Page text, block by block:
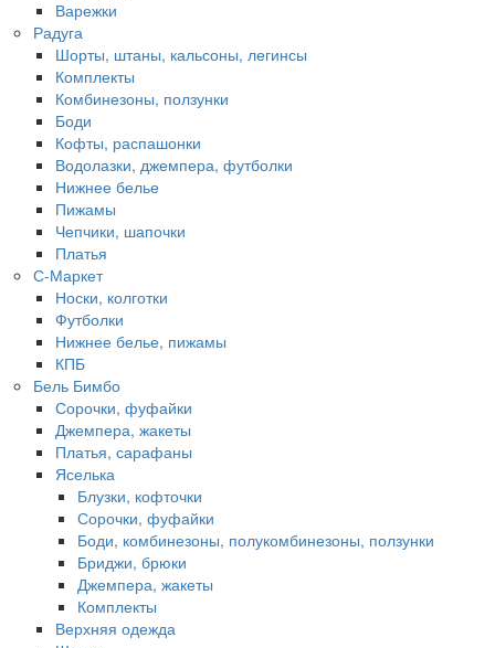
Варежки
Радуга
Шорты, штаны, кальсоны, легинсы
Комплекты
Комбинезоны, ползунки
Боди
Кофты, распашонки
Водолазки, джемпера, футболки
Нижнее белье
Пижамы
Чепчики, шапочки
Платья
С-Маркет
Носки, колготки
Футболки
Нижнее белье, пижамы
КПБ
Бель Бимбо
Сорочки, фуфайки
Джемпера, жакеты
Платья, сарафаны
Яселька
Блузки, кофточки
Сорочки, фуфайки
Боди, комбинезоны, полукомбинезоны, ползунки
Бриджи, брюки
Джемпера, жакеты
Комплекты
Верхняя одежда